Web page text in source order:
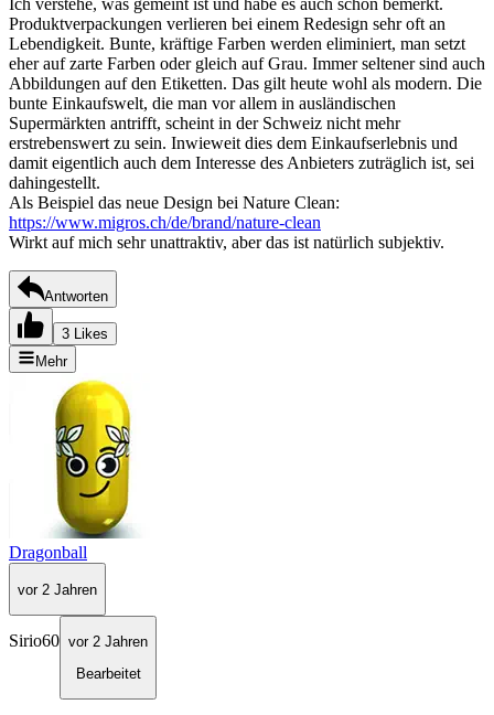
Ich verstehe, was gemeint ist und habe es auch schon bemerkt.
Produktverpackungen verlieren bei einem Redesign sehr oft an
Lebendigkeit. Bunte, kräftige Farben werden eliminiert, man setzt
eher auf zarte Farben oder gleich auf Grau. Immer seltener sind auch
Abbildungen auf den Etiketten. Das gilt heute wohl als modern. Die
bunte Einkaufswelt, die man vor allem in ausländischen
Supermärkten antrifft, scheint in der Schweiz nicht mehr
erstrebenswert zu sein. Inwieweit dies dem Einkaufserlebnis und
damit eigentlich auch dem Interesse des Anbieters zuträglich ist, sei
dahingestellt.
Als Beispiel das neue Design bei Nature Clean:
https://www.migros.ch/de/brand/nature-clean
Wirkt auf mich sehr unattraktiv, aber das ist natürlich subjektiv.
Antworten
3 Likes
Mehr
Dragonball
vor 2 Jahren
Sirio60 vor 2 Jahren
Bearbeitet